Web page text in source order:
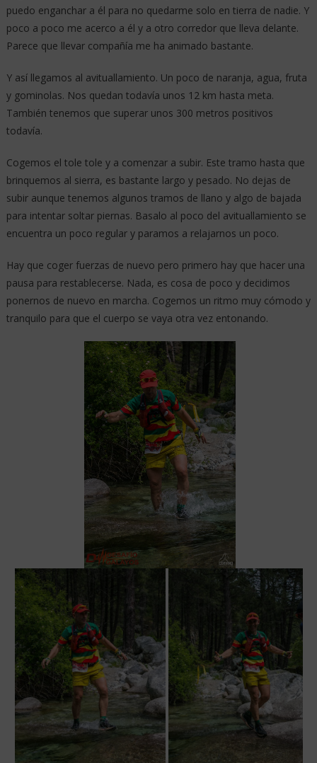
puedo enganchar a él para no quedarme solo en tierra de nadie. Y
poco a poco me acerco a él y a otro corredor que lleva delante.
Parece que llevar compañía me ha animado bastante.
Y así llegamos al avituallamiento. Un poco de naranja, agua, fruta
y gominolas. Nos quedan todavía unos 12 km hasta meta.
También tenemos que superar unos 300 metros positivos
todavía.
Cogemos el tole tole y a comenzar a subir. Este tramo hasta que
brinquemos al sierra, es bastante largo y pesado. No dejas de
subir aunque tenemos algunos tramos de llano y algo de bajada
para intentar soltar piernas. Basalo al poco del avituallamiento se
encuentra un poco regular y paramos a relajarnos un poco.
Hay que coger fuerzas de nuevo pero primero hay que hacer una
pausa para restablecerse. Nada, es cosa de poco y decidimos
ponernos de nuevo en marcha. Cogemos un ritmo muy cómodo y
tranquilo para que el cuerpo se vaya otra vez entonando.